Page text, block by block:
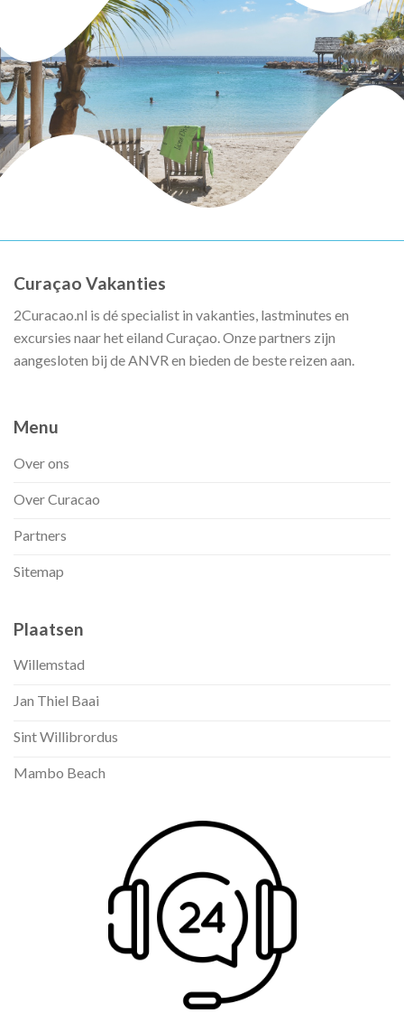
Curaçao Vakanties
2Curacao.nl is dé specialist in vakanties, lastminutes en
excursies naar het eiland Curaçao. Onze partners zijn
aangesloten bij de ANVR en bieden de beste reizen aan.
Menu
Over ons
Over Curacao
Partners
Sitemap
Plaatsen
Willemstad
Jan Thiel Baai
Sint Willibrordus
Mambo Beach